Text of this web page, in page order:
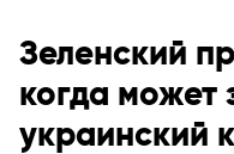
Зеленский
когда может
украинский